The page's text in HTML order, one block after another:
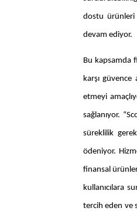
dostu ürünleri
devam ediyor.
Bu kapsamda
karşı güvence
etmeyi
sağlanıyor.
süreklilik
ödeniyor.
finansal
kullanıcılara
tercih eden ve